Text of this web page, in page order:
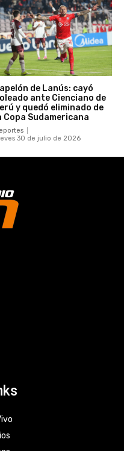
de Lanús: cayó
ante Cienciano de
y quedó eliminado de
Copa Sudamericana
30 de julio de 2026